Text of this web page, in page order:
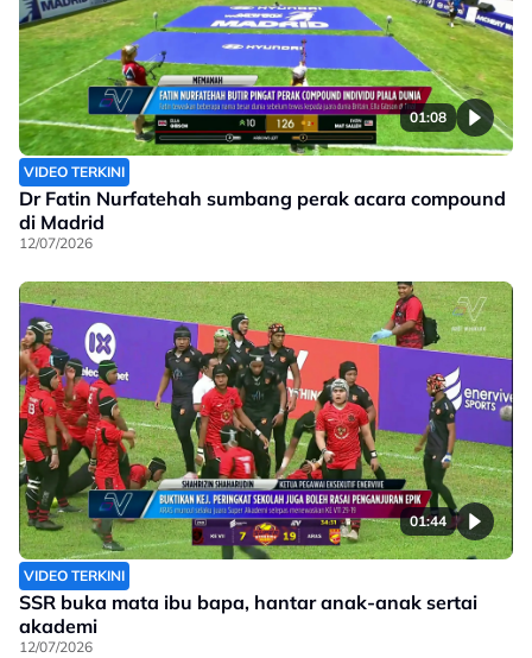
01:08
VIDEO TERKINI
Dr Fatin Nurfatehah sumbang perak acara compound
di Madrid
12/07/2026
01:44
VIDEO TERKINI
SSR buka mata ibu bapa, hantar anak-anak sertai
akademi
12/07/2026